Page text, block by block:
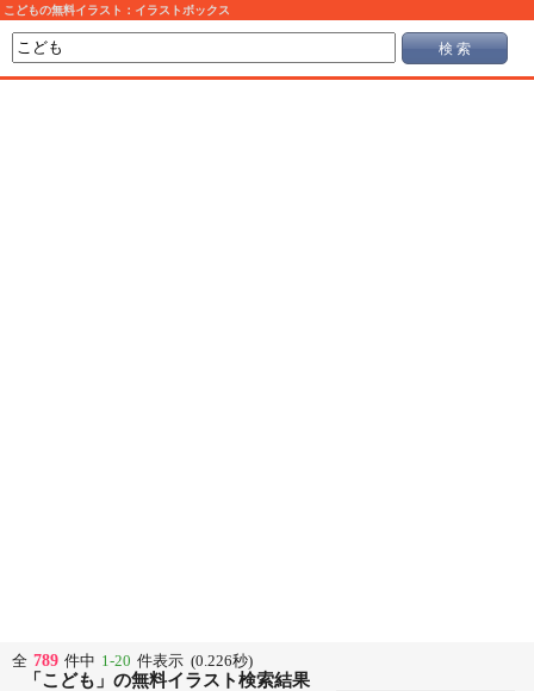
こどもの無料イラスト：イラストボックス
検 索
全 789 件中 1-20 件表示 (0.226秒)
「こども」の無料イラスト検索結果